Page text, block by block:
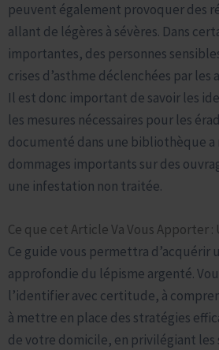
peuvent également provoquer des
allant de légères à sévères. Dans
importantes, des personnes
crises d’asthme déclenchées par
Il est donc important de savoir les
les mesures nécessaires pour les
documenté dans une bibliothèque a
dommages importants sur des
une infestation non traitée.
Ce que cet Article Va Vous Apporter
Ce guide vous permettra d’acquérir
approfondie du lépisme argenté.
l’identifier avec certitude, à
à mettre en place des stratégies
de votre domicile, en privilégiant